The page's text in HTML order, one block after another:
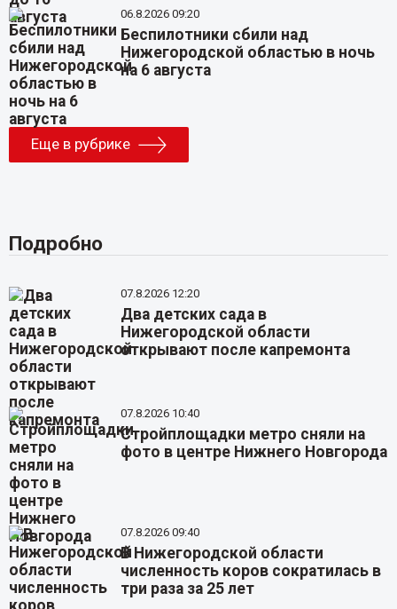
06.8.2026 09:20
Беспилотники сбили над
Нижегородской областью в ночь
на 6 августа
Еще в рубрике
Подробно
07.8.2026 12:20
Два детских сада в
Нижегородской области
открывают после капремонта
07.8.2026 10:40
Стройплощадки метро сняли на
фото в центре Нижнего Новгорода
07.8.2026 09:40
В Нижегородской области
численность коров сократилась в
три раза за 25 лет